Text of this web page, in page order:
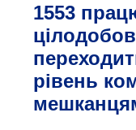
1553
рівень